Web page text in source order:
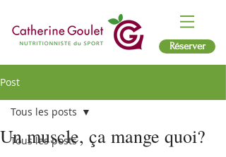
Réserver
Post
Tous les posts
Tous les posts
Un muscle, ça mange quoi?